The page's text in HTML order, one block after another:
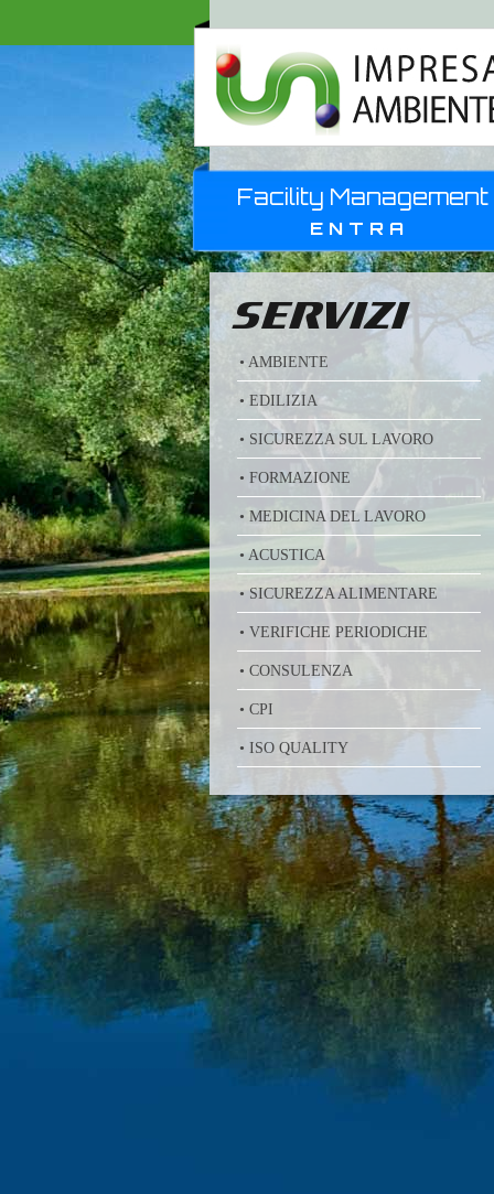
Facility Management
ENTRA
SERVIZI
• AMBIENTE
• EDILIZIA
• SICUREZZA SUL LAVORO
• FORMAZIONE
• MEDICINA DEL LAVORO
• ACUSTICA
• SICUREZZA ALIMENTARE
• VERIFICHE PERIODICHE
• CONSULENZA
• CPI
• ISO QUALITY